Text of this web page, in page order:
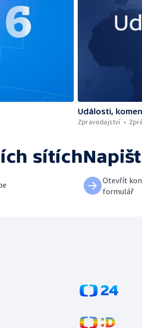
Události,
Zpravodajství
sítích
Otevřít
formulář